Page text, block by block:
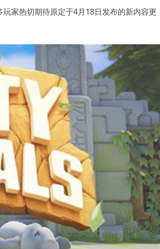
家热切期待原定于4月18日发布的新内容更